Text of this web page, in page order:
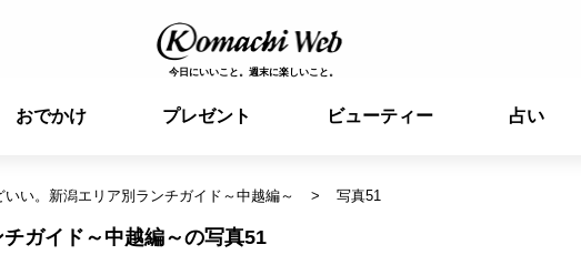
今日にいいこと。週末に楽しいこと。
おでかけ プレゼント ビューティー 占い
い。新潟エリア別ランチガイド～中越編～ 写真51
ガイド～中越編～の写真51